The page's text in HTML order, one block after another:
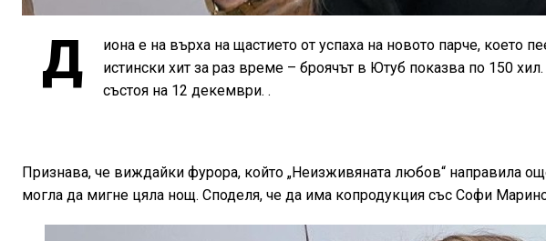
Д
иона е на върха на щастието от успаха на новото парче, което
истински хит за раз време – броячът в Ютуб показва по 150
състоя на 12 декември. .
Признава, че виждайки фурора, който „Неизживяната любов“ направила
могла да мигне цяла нощ. Споделя, че да има копродукция със Софи